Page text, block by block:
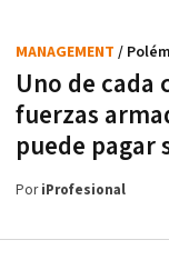
Uno de cada
fuerzas
puede pagar
MANAGEMENT /
PoriProfesional